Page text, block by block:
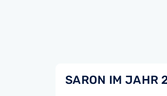
SARON IM JAHR